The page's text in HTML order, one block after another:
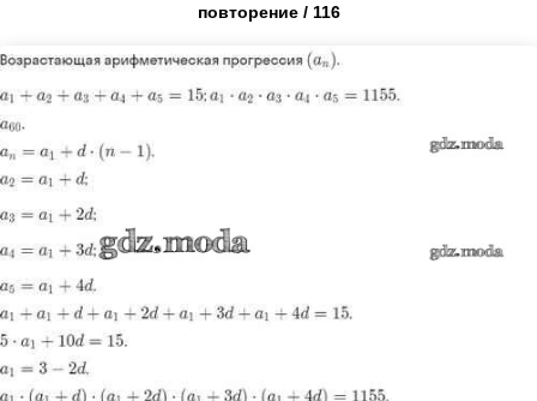
повторение / 116